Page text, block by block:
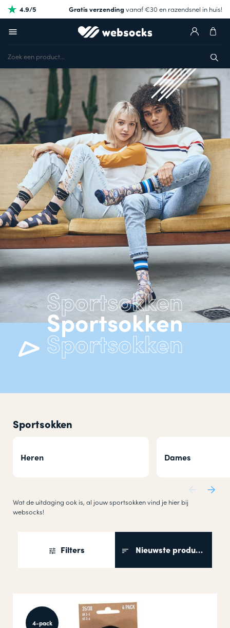
4.9/5 Gratis verzendingvanaf €30 en razendsnel in huis!
Sportsokken
Sportsokken
Heren Dames
Wat de uitdaging ook is, al jouw sportsokken vind je hier bij
websocks!
Filters Nieuwste producten
4-pack